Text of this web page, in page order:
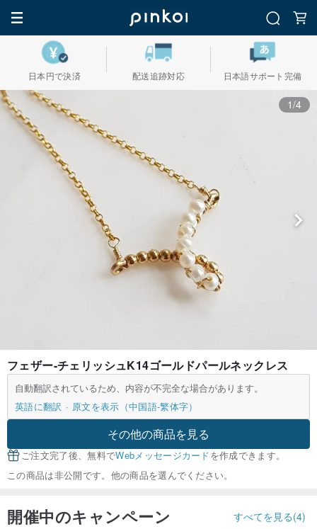
日本円で決済 配送追跡対応 日本語サポート完備
1/4
フェザー-チェリッシュK14ゴールドパールネックレス
自動翻訳されているため、内容が不完全な場合があります。
英語に翻訳
原文を表示（中国語-繁体字）
その他の商品を見る
ご注文完了後、無料でWebメッセージカードを作成できます。
この商品は非公開です。他の商品を選んでください。
開催中のキャンペーン すべてを見る(4)